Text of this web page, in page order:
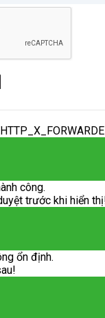
công.
trước khi hiển
ổn định.